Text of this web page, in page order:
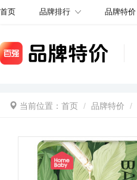
首页 品牌排行 品牌特价
当前位置： 首页 品牌特价